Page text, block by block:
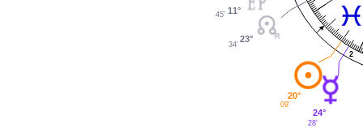
2
11°
45'
23°
34'
20°
09'
24°
28'